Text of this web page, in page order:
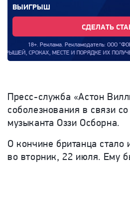
ВЫИГРЫШ
СДЕЛАТЬ
18+. Реклама. Рекламодатель: ООО
И ПОРЯДКЕ ИХ
Пресс-служба «Астон
соболезнования в связи
музыканта Оззи Осборна.
О кончине британца стало
во вторник, 22 июля. Ему